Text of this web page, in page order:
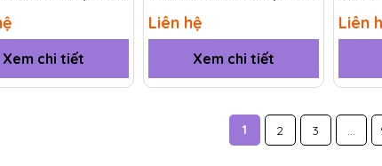
Xem chi tiết
Liên hệ
Xem chi tiết
(RKP)
Liên
1 2 3 ...